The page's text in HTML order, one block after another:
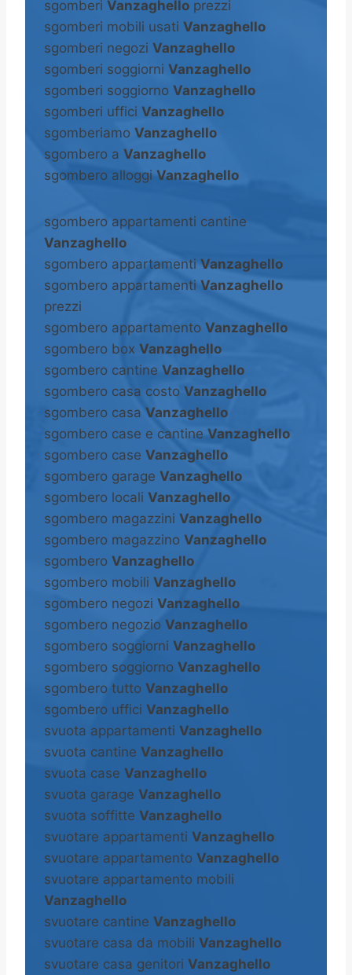
sgomberi Vanzaghello prezzi
sgomberi mobili usati Vanzaghello
sgomberi negozi Vanzaghello
sgomberi soggiorni Vanzaghello
sgomberi soggiorno Vanzaghello
sgomberi uffici Vanzaghello
sgomberiamo Vanzaghello
sgombero a Vanzaghello
sgombero alloggi Vanzaghello
sgombero appartamenti cantine
Vanzaghello
sgombero appartamenti Vanzaghello
sgombero appartamenti Vanzaghello
prezzi
sgombero appartamento Vanzaghello
sgombero box Vanzaghello
sgombero cantine Vanzaghello
sgombero casa costo Vanzaghello
sgombero casa Vanzaghello
sgombero case e cantine Vanzaghello
sgombero case Vanzaghello
sgombero garage Vanzaghello
sgombero locali Vanzaghello
sgombero magazzini Vanzaghello
sgombero magazzino Vanzaghello
sgombero Vanzaghello
sgombero mobili Vanzaghello
sgombero negozi Vanzaghello
sgombero negozio Vanzaghello
sgombero soggiorni Vanzaghello
sgombero soggiorno Vanzaghello
sgombero tutto Vanzaghello
sgombero uffici Vanzaghello
svuota appartamenti Vanzaghello
svuota cantine Vanzaghello
svuota case Vanzaghello
svuota garage Vanzaghello
svuota soffitte Vanzaghello
svuotare appartamenti Vanzaghello
svuotare appartamento Vanzaghello
svuotare appartamento mobili
Vanzaghello
svuotare cantine Vanzaghello
svuotare casa da mobili Vanzaghello
svuotare casa genitori Vanzaghello